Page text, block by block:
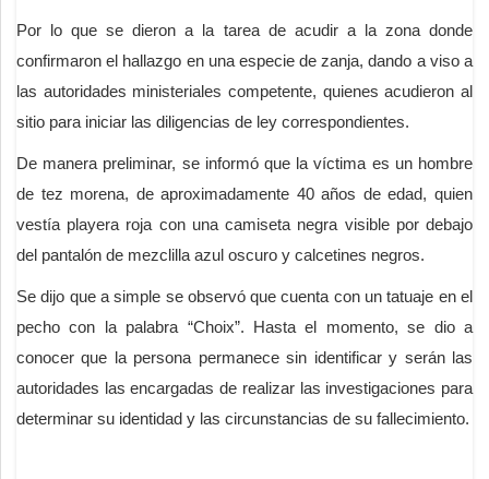
Por lo que se dieron a la tarea de acudir a la zona donde
confirmaron el hallazgo en una especie de zanja, dando a viso a
las autoridades ministeriales competente, quienes acudieron al
sitio para iniciar las diligencias de ley correspondientes.
De manera preliminar, se informó que la víctima es un hombre
de tez morena, de aproximadamente 40 años de edad, quien
vestía playera roja con una camiseta negra visible por debajo
del pantalón de mezclilla azul oscuro y calcetines negros.
Se dijo que a simple se observó que cuenta con un tatuaje en el
pecho con la palabra “Choix”. Hasta el momento, se dio a
conocer que la persona permanece sin identificar y serán las
autoridades las encargadas de realizar las investigaciones para
determinar su identidad y las circunstancias de su fallecimiento.